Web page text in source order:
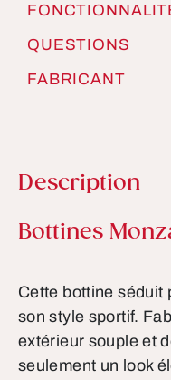
QUESTIONS
FABRICANT
Description
Informations
Bottines
Cette bottine séduit
son style sportif.
extérieur souple et
seulement un look